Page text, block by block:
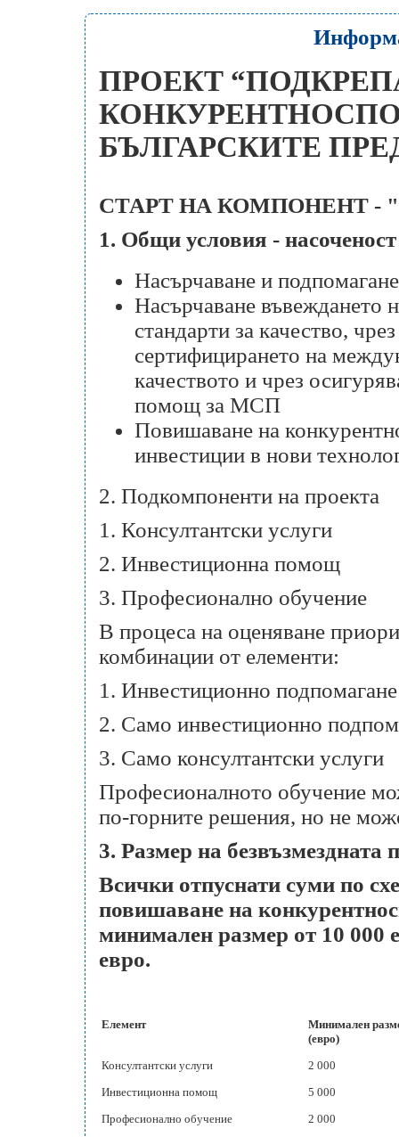
ПРОЕКТ
БЪЛГАРСКИТЕ
СТАРТ НА КОМПОНЕНТ -
1. Общи условия -
Насърчаване и
Насърчаване въвеждането
стандарти за качество,
сертифицирането на
качеството и чрез
помощ за МСП
Повишаване на
инвестиции в нови
2. Подкомпоненти на проекта
1. Консултантски услуги
2. Инвестиционна помощ
3. Професионално обучение
В процеса на оценяване
комбинации от елементи:
1. Инвестиционно
2. Само инвестиционно
3. Само консултантски услуги
Професионалното обучение
по-горните решения, но не
3. Размер на безвъзмездната
Всички отпуснати суми по
повишаване на
минимален размер от 10 000
евро.
Елемент
Минимален
(евро)
Консултантски услуги
2 000
Инвестиционна помощ
5 000
Професионално обучение
2 000